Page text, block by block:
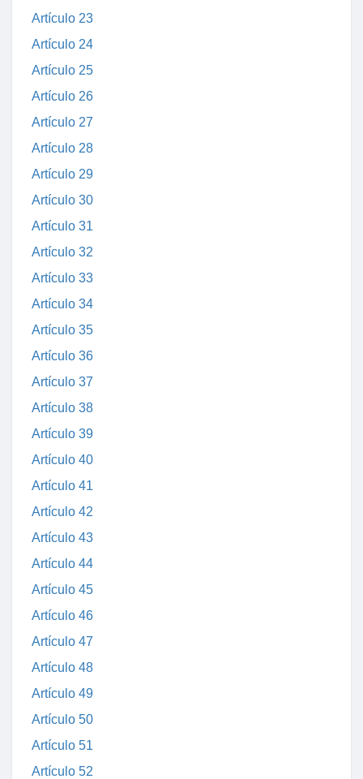
Artículo 23
Artículo 24
Artículo 25
Artículo 26
Artículo 27
Artículo 28
Artículo 29
Artículo 30
Artículo 31
Artículo 32
Artículo 33
Artículo 34
Artículo 35
Artículo 36
Artículo 37
Artículo 38
Artículo 39
Artículo 40
Artículo 41
Artículo 42
Artículo 43
Artículo 44
Artículo 45
Artículo 46
Artículo 47
Artículo 48
Artículo 49
Artículo 50
Artículo 51
Artículo 52